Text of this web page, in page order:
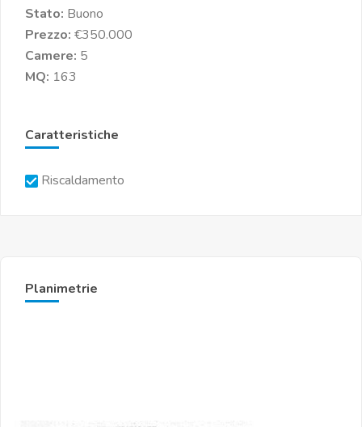
Stato: Buono
Prezzo: €350.000
Camere: 5
MQ: 163
Caratteristiche
Riscaldamento
Planimetrie